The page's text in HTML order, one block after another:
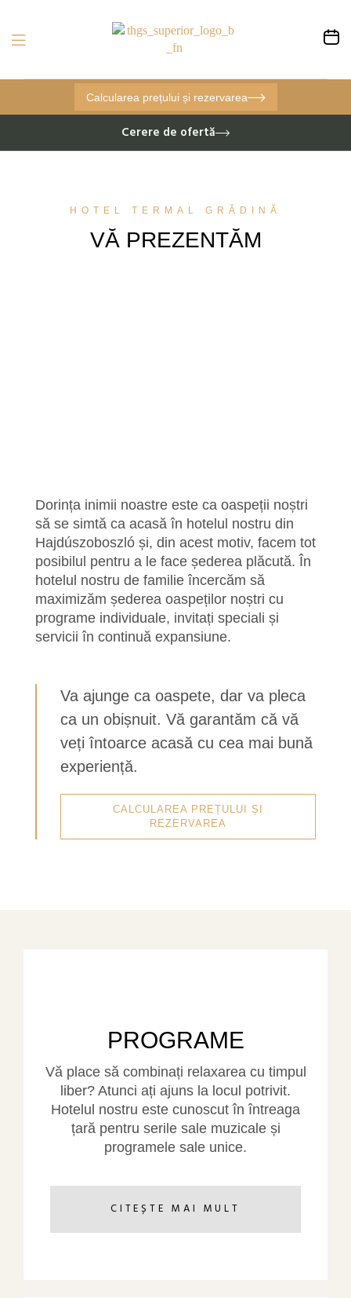
Calcularea prețului și rezervarea
Cerere de ofertă
HOTEL TERMAL GRĂDINĂ
VĂ PREZENTĂM
Dorința inimii noastre este ca oaspeții noștri
să se simtă ca acasă în hotelul nostru din
Hajdúszoboszló și, din acest motiv, facem tot
posibilul pentru a le face șederea plăcută. În
hotelul nostru de familie încercăm să
maximizăm șederea oaspeților noștri cu
programe individuale, invitați speciali și
servicii în continuă expansiune.
Va ajunge ca oaspete, dar va pleca
ca un obișnuit. Vă garantăm că vă
veți întoarce acasă cu cea mai bună
experiență.
CALCULAREA PREȚULUI ȘI
REZERVAREA
PROGRAME
Vă place să combinați relaxarea cu timpul
liber? Atunci ați ajuns la locul potrivit.
Hotelul nostru este cunoscut în întreaga
țară pentru serile sale muzicale și
programele sale unice.
CITEȘTE MAI MULT